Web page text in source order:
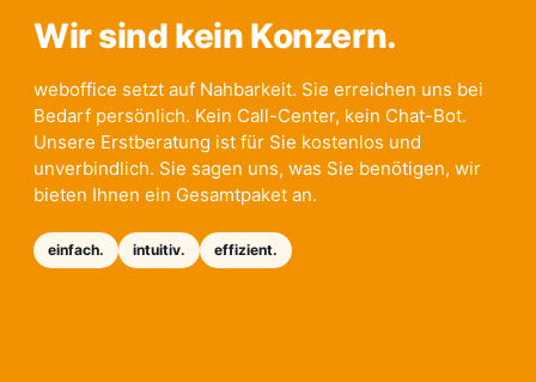
Wir sind kein Konzern.
weboffice setzt auf Nahbarkeit. Sie erreichen uns bei
Bedarf persönlich. Kein Call-Center, kein Chat-Bot.
Unsere Erstberatung ist für Sie kostenlos und
unverbindlich. Sie sagen uns, was Sie benötigen, wir
bieten Ihnen ein Gesamtpaket an.
einfach. intuitiv. effizient.